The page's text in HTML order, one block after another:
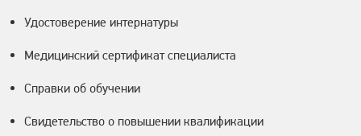
Удостоверение интернатуры
Медицинский сертификат специалиста
Справки об обучении
Свидетельство о повышении квалификации